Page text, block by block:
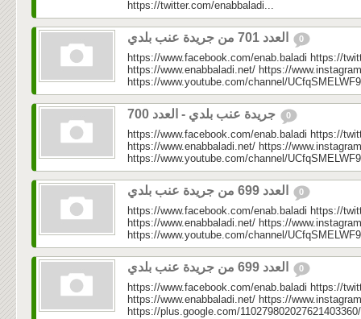
https://twitter.com/enabbaladi...
0
https://www.facebook.com/enab.baladi https://
https://www.enabbaladi.net/ https://
https://www.youtube.com/channel/
0
https://www.facebook.com/enab.baladi https://
https://www.enabbaladi.net/ https://
https://www.youtube.com/channel/
0
https://www.facebook.com/enab.baladi https://
https://www.enabbaladi.net/ https://
https://www.youtube.com/channel/
0
https://www.facebook.com/enab.baladi https://
https://www.enabbaladi.net/ https://
https://plus.google.com/